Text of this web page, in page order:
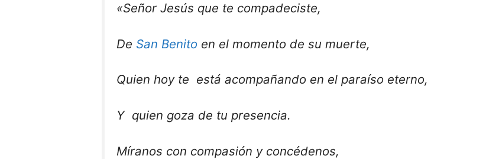
«Señor Jesús que te compadeciste,
De San Benito en el momento de su muerte,
Quien hoy te está acompañando en el paraíso eterno,
Y quien goza de tu presencia.
Míranos con compasión y concédenos,